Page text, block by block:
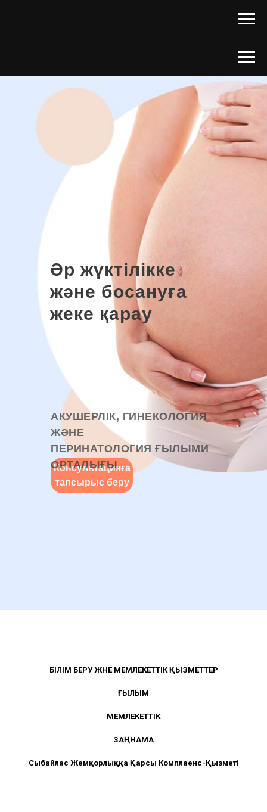
Әр жүктілікке
және босануға
жеке қарау
Консультацияға
тапсырыс беру
АКУШЕРЛІК, ГИНЕКОЛОГИЯ
ЖӘНЕ
ПЕРИНАТОЛОГИЯ ҒЫЛЫМИ
ОРТАЛЫҒЫ
БІЛІМ БЕРУ ЖӘНЕ МЕМЛЕКЕТТІК ҚЫЗМЕТТЕР
ҒЫЛЫМ
МЕМЛЕКЕТТІК
ЗАҢНАМА
Сыбайлас Жемқорлыққа Қарсы Комплаенс-Қызметі